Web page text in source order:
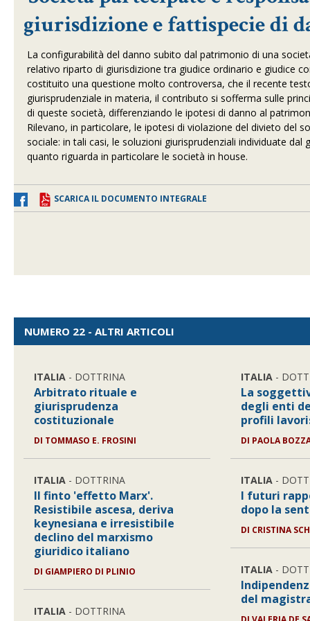
giurisdizione e fattispecie di
La configurabilità del danno subito dal patrimonio di una
relativo riparto di giurisdizione tra giudice ordinario e giudice
costituito una questione molto controversa, che il recente
giurisprudenziale in materia, il contributo si sofferma sulle
di queste società, differenziando le ipotesi di danno al
Rilevano, in particolare, le ipotesi di violazione del divieto del
sociale: in tali casi, le soluzioni giurisprudenziali individuate
quanto riguarda in particolare le società in house.
SCARICA IL DOCUMENTO INTEGRALE
NUMERO 22 - ALTRI ARTICOLI
ITALIA - DOTTRINA
Arbitrato rituale e
giurisprudenza
costituzionale
DI TOMMASO E. FROSINI
ITALIA - DOTTRINA
Il finto 'effetto Marx'.
Resistibile ascesa, deriva
keynesiana e irresistibile
declino del marxismo
giuridico italiano
DI GIAMPIERO DI PLINIO
ITALIA - DOTTRINA
ITALIA -
La
degli enti
profili
DI PAOLA
ITALIA -
I futuri
dopo la
DI CRISTINA
ITALIA -
del